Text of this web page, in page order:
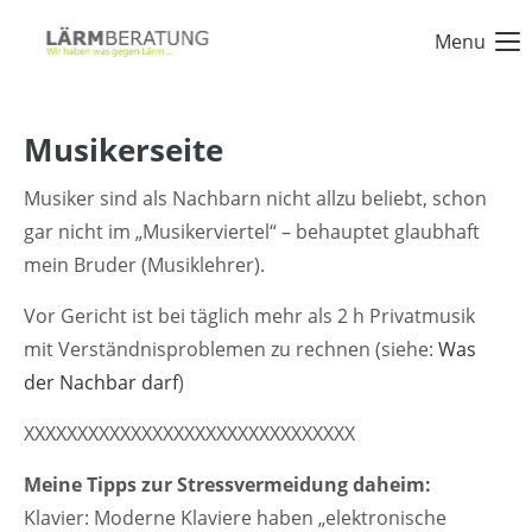
Login
Passwort
Anmelden
Register |Lost your password?
Support
Menu
Musikerseite
Musiker sind als Nachbarn nicht allzu beliebt, schon
gar nicht im „Musikerviertel“ – behauptet glaubhaft
mein Bruder (Musiklehrer).
Vor Gericht ist bei täglich mehr als 2 h Privatmusik
mit Verständnisproblemen zu rechnen (siehe: Was
der Nachbar darf)
XXXXXXXXXXXXXXXXXXXXXXXXXXXXXXX
Meine Tipps zur Stressvermeidung daheim:
Klavier: Moderne Klaviere haben „elektronische